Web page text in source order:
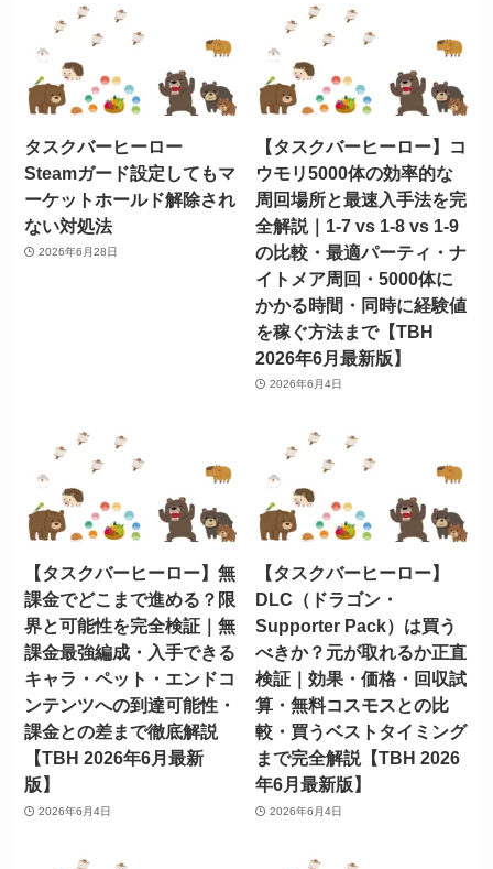
タスクバーヒーロー
Steamガード設定してもマ
ーケットホールド解除され
ない対処法
2026年6月28日
【タスクバーヒーロー】コ
ウモリ5000体の効率的な
周回場所と最速入手法を完
全解説｜1-7 vs 1-8 vs 1-9
の比較・最適パーティ・ナ
イトメア周回・5000体に
かかる時間・同時に経験値
を稼ぐ方法まで【TBH
2026年6月最新版】
2026年6月4日
【タスクバーヒーロー】無
課金でどこまで進める？限
界と可能性を完全検証｜無
課金最強編成・入手できる
キャラ・ペット・エンドコ
ンテンツへの到達可能性・
課金との差まで徹底解説
【TBH 2026年6月最新
版】
2026年6月4日
【タスクバーヒーロー】
DLC（ドラゴン・
Supporter Pack）は買う
べきか？元が取れるか正直
検証｜効果・価格・回収試
算・無料コスモスとの比
較・買うベストタイミング
まで完全解説【TBH 2026
年6月最新版】
2026年6月4日